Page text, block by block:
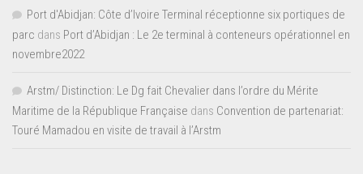
Port d'Abidjan: Côte d’Ivoire Terminal réceptionne six portiques de
parc dans Port d’Abidjan : Le 2e terminal à conteneurs opérationnel en
novembre2022
Arstm/ Distinction: Le Dg fait Chevalier dans l’ordre du Mérite
Maritime de la République Française dans Convention de partenariat:
Touré Mamadou en visite de travail à l’Arstm